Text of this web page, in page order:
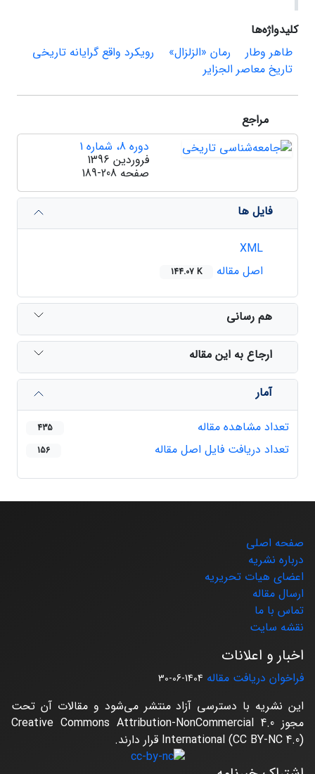
کلیدواژه‌ها
طاهر وطار
رمان «الزلزال»
رویکرد واقع گرایانه تاریخی
تاریخ معاصر الجزایر
مراجع
دوره 8، شماره 1
فروردین 1396
صفحه 189-208
فایل ها
اصل مقاله
144.07 K
هم رسانی
ارجاع به این مقاله
آمار
تعداد مشاهده مقاله
435
تعداد دریافت فایل اصل مقاله 156
صفحه اصلی
درباره نشریه
اعضای هیات تحریریه
ارسال مقاله
تماس با ما
نقشه سایت
اخبار و اعلانات
فراخوان دریافت مقاله 1404-06-30
این نشریه با دسترسی آزاد منتشر می‌شود و مقالات آن تحت
مجوز Creative Commons Attribution-NonCommercial 4.0
International (CC BY-NC 4.0) قرار دارند.